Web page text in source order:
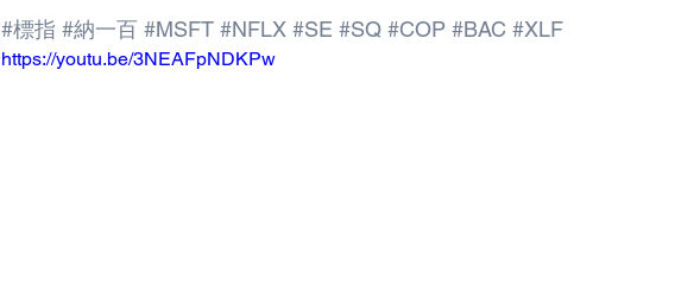
#標指 #納一百 #MSFT #NFLX #SE #SQ #COP #BAC #XLF
https://youtu.be/3NEAFpNDKPw